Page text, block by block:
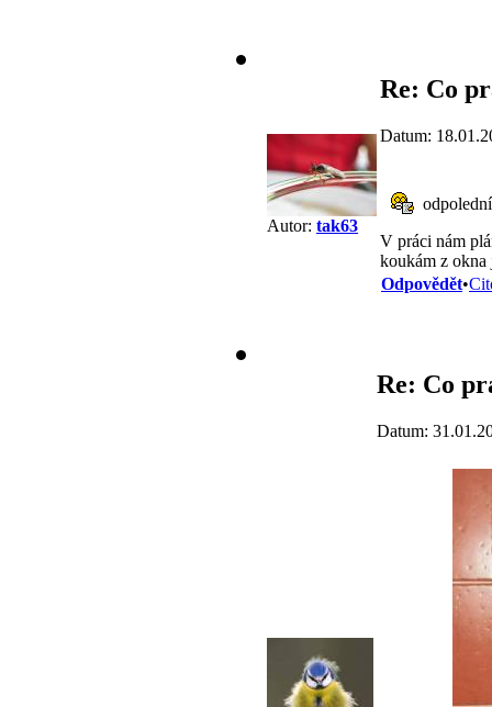
Autor: tak63
Re: Co
Datum:
V práci nám
koukám z okna
Odpovědět•
Re: Co
Datum: